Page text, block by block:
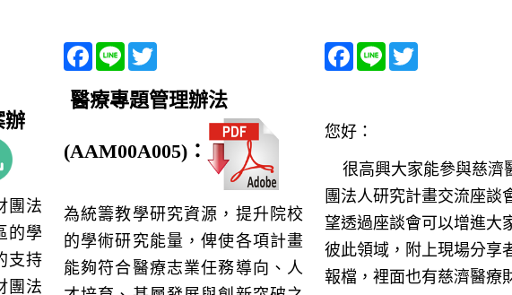
辦
法
的學
支持
團法
Facebook
Line
醫療專題管理辦法
(AAM00A005) ：
為統籌教學研究資源，提升院校
的學術研究能量，俾使各項計畫
能夠符合醫療志業任務導向、人
Facebook
Line
您好：
很高興大家能參與慈濟
團法人研究計畫交流座談
望透過座談會可以增進大
彼此領域，附上現場分享
報檔，裡面也有慈濟醫療